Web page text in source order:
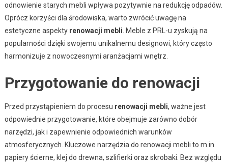
odnowienie starych mebli wpływa pozytywnie na redukcję odpadów.
Oprócz korzyści dla środowiska, warto zwrócić uwagę na
estetyczne aspekty renowacji mebli . Meble z PRL-u zyskują na
popularności dzięki swojemu unikalnemu designowi, który często
harmonizuje z nowoczesnymi aranżacjami wnętrz.
Przygotowanie do renowacji
Przed przystąpieniem do procesu renowacji mebli, ważne jest
odpowiednie przygotowanie, które obejmuje zarówno dobór
narzędzi, jak i zapewnienie odpowiednich warunków
atmosferycznych. Kluczowe narzędzia do renowacji mebli to m.in.
papiery ścierne, klej do drewna, szlifierki oraz skrobaki. Bez względu